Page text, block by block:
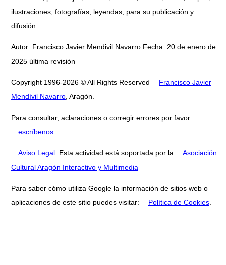
ilustraciones, fotografías, leyendas, para su publicación y
difusión.
Autor: Francisco Javier Mendivil Navarro Fecha: 20 de enero de
2025 última revisión
Copyright 1996-2026 © All Rights Reserved
Francisco Javier
Mendívil Navarro , Aragón.
Para consultar, aclaraciones o corregir errores por favor
escríbenos
Aviso Legal . Esta actividad está soportada por la
Asociación
Cultural Aragón Interactivo y Multimedia
Para saber cómo utiliza Google la información de sitios web o
aplicaciones de este sitio puedes visitar:
Política de Cookies